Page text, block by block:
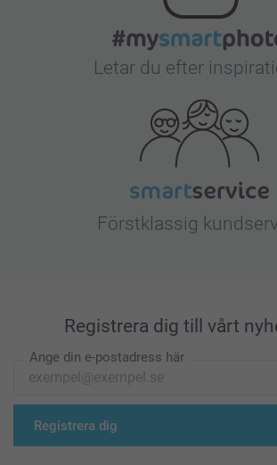
Letar du efter
Förstklassig
Registrera dig till vårt
Ange din e-postadress här
Registrera dig